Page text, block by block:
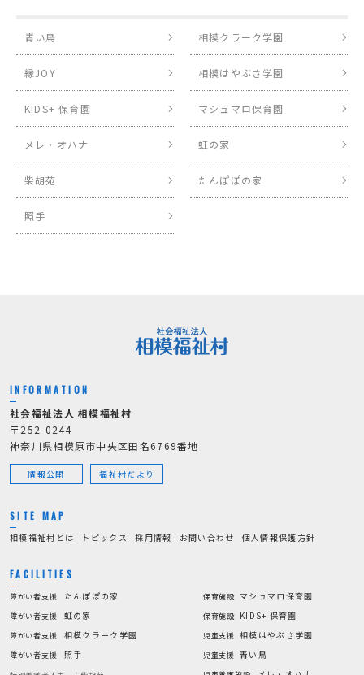
青い鳥 相模クラーク学園
縁JOY 相模はやぶさ学園
KIDS+ 保育園 マシュマロ保育園
メレ・オハナ 虹の家
柴胡苑 たんぽぽの家
照手
INFORMATION
社会福祉法人 相模福祉村
〒252-0244
神奈川県相模原市中央区田名6769番地
情報公開 福祉村だより
SITE MAP
相模福祉村とは トピックス 採用情報 お問い合わせ 個人情報保護方針
FACILITIES
障がい者支援 たんぽぽの家
障がい者支援 虹の家
障がい者支援 相模クラーク学園
障がい者支援 照手
保育施設 マシュマロ保育園
保育施設 KIDS+ 保育園
児童支援 相模はやぶさ学園
児童支援 青い鳥